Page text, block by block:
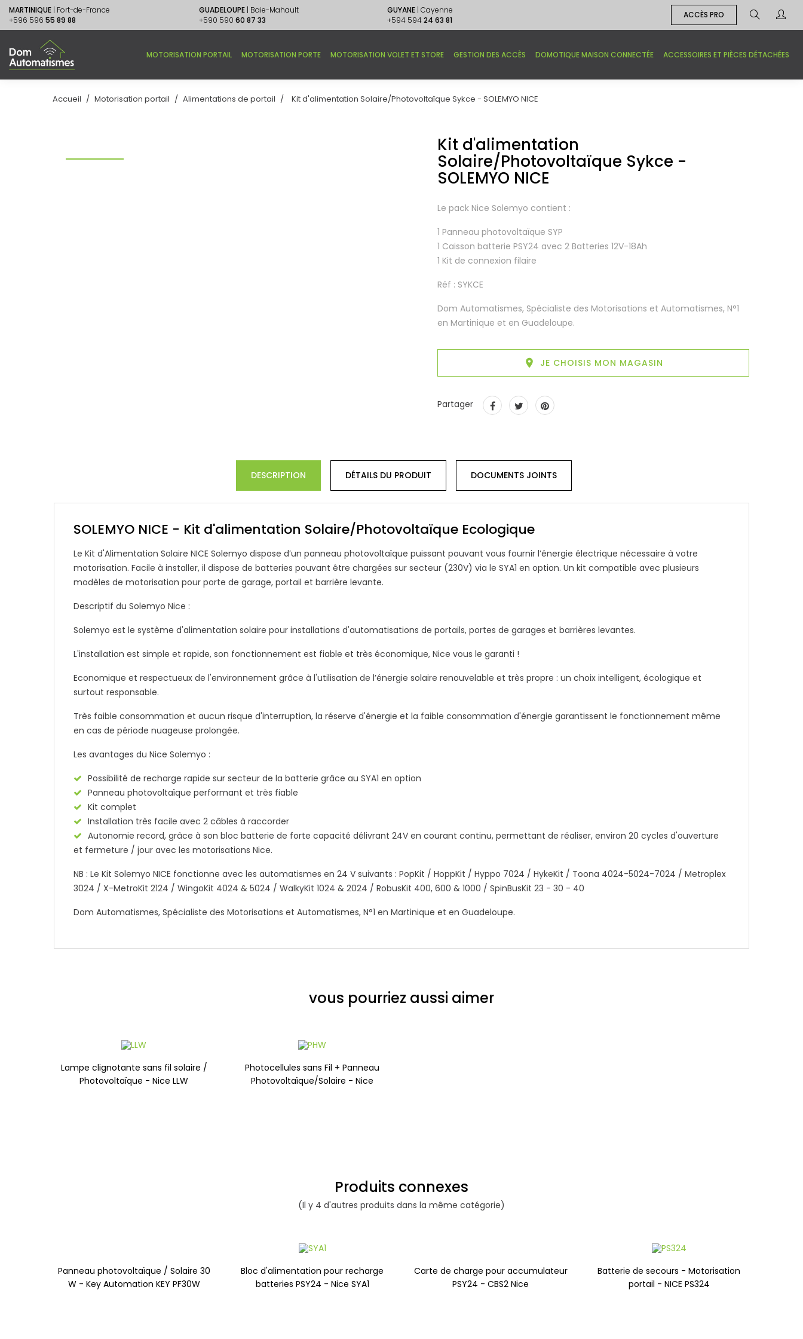
MARTINIQUE | Fort-de-France
+596 596 55 89 88
GUADELOUPE | Baie-Mahault
+590 590 60 87 33
GUYANE | Cayenne
+594 59424 63 81
ACCÈS PRO
MOTORISATION PORTAIL MOTORISATION PORTE MOTORISATION VOLET ET STORE GESTION DES ACCÈS DOMOTIQUE MAISON CONNECTÉE ACCESSOIRES ET PIÈCES DÉTACHÉES
Accueil Motorisation portail Alimentations de portail Kit d'alimentation Solaire/Photovoltaïque Sykce - SOLEMYO NICE
Kit d'alimentation
Solaire/Photovoltaïque Sykce -
SOLEMYO NICE
Le pack Nice Solemyo contient :
1 Panneau photovoltaïque SYP
1 Caisson batterie PSY24 avec 2 Batteries 12V-18Ah
1 Kit de connexion filaire
Réf : SYKCE
Dom Automatismes, Spécialiste des Motorisations et Automatismes, N°1
en Martinique et en Guadeloupe.
 JE CHOISIS MON MAGASIN
Partager
DESCRIPTION DÉTAILS DU PRODUIT DOCUMENTS JOINTS
SOLEMYO NICE - Kit d'alimentation Solaire/Photovoltaïque Ecologique
Le Kit d'Alimentation Solaire NICE Solemyo dispose d’un panneau photovoltaïque puissant pouvant vous fournir l’énergie électrique nécessaire à votre
motorisation. Facile à installer, il dispose de batteries pouvant être chargées sur secteur (230V) via le SYA1 en option. Un kit compatible avec plusieurs
modèles de motorisation pour porte de garage, portail et barrière levante.
Descriptif du Solemyo Nice :
Solemyo est le système d'alimentation solaire pour installations d'automatisations de portails, portes de garages et barrières levantes.
L'installation est simple et rapide, son fonctionnement est fiable et très économique, Nice vous le garanti !
Economique et respectueux de l'environnement grâce à l'utilisation de l’énergie solaire renouvelable et très propre : un choix intelligent, écologique et
surtout responsable.
Très faible consommation et aucun risque d'interruption, la réserve d'énergie et la faible consommation d'énergie garantissent le fonctionnement même
en cas de période nuageuse prolongée.
Les avantages du Nice Solemyo :
Possibilité de recharge rapide sur secteur de la batterie grâce au SYA1 en option
Panneau photovoltaïque performant et très fiable
Kit complet
Installation très facile avec 2 câbles à raccorder
Autonomie record, grâce à son bloc batterie de forte capacité délivrant 24V en courant continu, permettant de réaliser, environ 20 cycles d'ouverture
et fermeture / jour avec les motorisations Nice.
NB : Le Kit Solemyo NICE fonctionne avec les automatismes en 24 V suivants : PopKit / HoppKit / Hyppo 7024 / HykeKit / Toona 4024-5024-7024 / Metroplex
3024 / X-MetroKit 2124 / WingoKit 4024 & 5024 / WalkyKit 1024 & 2024 / RobusKit 400, 600 & 1000 / SpinBusKit 23 - 30 - 40
Dom Automatismes, Spécialiste des Motorisations et Automatismes, N°1 en Martinique et en Guadeloupe.
vous pourriez aussi aimer
Lampe clignotante sans fil solaire /
Photovoltaïque - Nice LLW
Photocellules sans Fil + Panneau
Photovoltaïque/Solaire - Nice
Produits connexes
(Il y 4 d'autres produits dans la même catégorie)
Panneau photovoltaïque / Solaire 30
W - Key Automation KEY PF30W
Bloc d'alimentation pour recharge
batteries PSY24 - Nice SYA1
Carte de charge pour accumulateur
PSY24 - CBS2 Nice
Batterie de secours - Motorisation
portail - NICE PS324